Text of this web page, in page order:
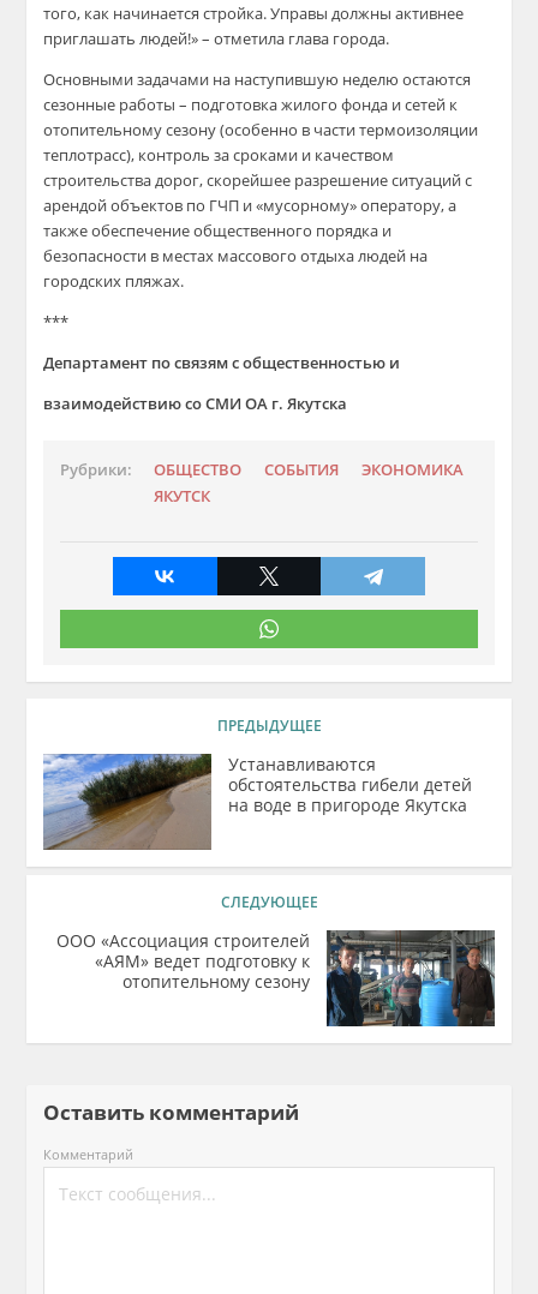
того, как начинается стройка. Управы должны активнее
приглашать людей!» – отметила глава города.
Основными задачами на наступившую неделю остаются
сезонные работы – подготовка жилого фонда и сетей к
отопительному сезону (особенно в части термоизоляции
теплотрасс), контроль за сроками и качеством
строительства дорог, скорейшее разрешение ситуаций с
арендой объектов по ГЧП и «мусорному» оператору, а
также обеспечение общественного порядка и
безопасности в местах массового отдыха людей на
городских пляжах.
***
Департамент по связям с общественностью и
взаимодействию со СМИ ОА г. Якутска
Рубрики: ОБЩЕСТВО СОБЫТИЯ
ЭКОНОМИКА
ЯКУТСК
ПРЕДЫДУЩЕЕ
Устанавливаются
обстоятельства гибели детей
на воде в пригороде Якутска
СЛЕДУЮЩЕЕ
ООО «Ассоциация строителей
«АЯМ» ведет подготовку к
отопительному сезону
Оставить комментарий
Комментарий